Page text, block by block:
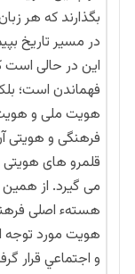
بگذارند که هر
در مسیر تاریخ
این در حالی است
فهماندن است؛
هویت ملی و
فرهنگی و هویتی
قلمرو های هویتی
می گیرد. از همین
هستهء اصلی
هويت مورد توجه
و اجتماعي قرار